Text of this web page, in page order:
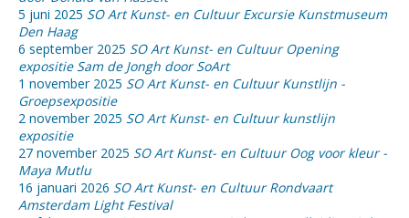
5 juni 2025 SO Art Kunst- en Cultuur Excursie Kunstmuseum
Den Haag
6 september 2025 SO Art Kunst- en Cultuur Opening
expositie Sam de Jongh door SoArt
1 november 2025 SO Art Kunst- en Cultuur Kunstlijn -
Groepsexpositie
2 november 2025 SO Art Kunst- en Cultuur kunstlijn
expositie
27 november 2025 SO Art Kunst- en Cultuur Oog voor kleur -
Maya Mutlu
16 januari 2026 SO Art Kunst- en Cultuur Rondvaart
Amsterdam Light Festival